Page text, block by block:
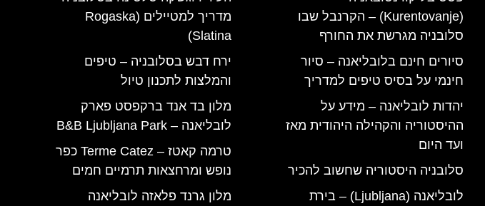
(Kurentovanje) – הקרנבל שבו
סלובניה מגרשת את החורף
סיורים חינם בלובליאנה – סיור
חינמי על בסיס טיפים למדריך
יהדות לובליאנה – מידע על
ההיסטוריה והקהילה היהודית מאז
ועד היום
סלובניה היסטוריה שחשוב להכיר
לובליאנה (Ljubljana) – בירת
מדריך למטיילים (Rogaska
Slatina)
ירח דבש בסלובניה – טיפים
והמלצות לתכנון טיול
מלון בד אנד ברקפסט פארק
לובליאנה – B&B Ljubljana Park
טרמה קאטז – Terme Catez כפר
נופש ומרחצאות תרמיים חמים
מלון גרנד פלאזה לובליאנה